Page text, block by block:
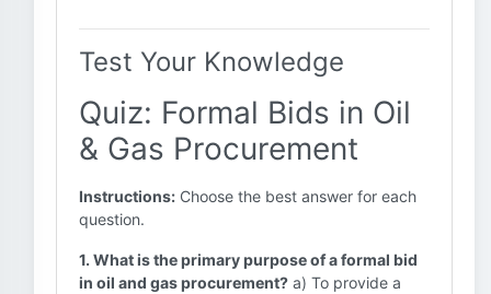
Test Your Knowledge
Quiz: Formal Bids in Oil
& Gas Procurement
Instructions: Choose the best answer for each
question.
1. What is the primary purpose of a formal bid
in oil and gas procurement? a) To provide a